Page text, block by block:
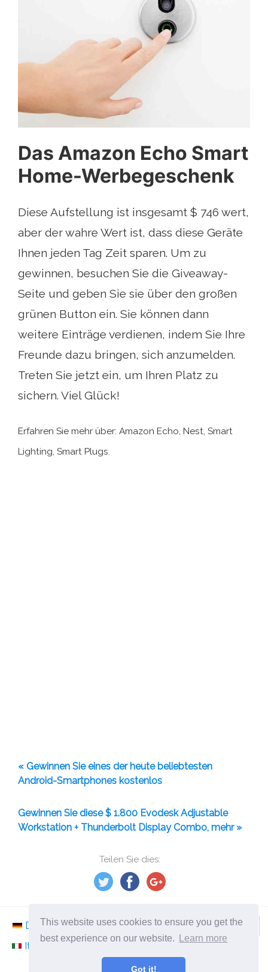
This website uses cookies to ensure you get the
best experience on our website.
Learn more
Got it!
Teilen Sie dies:
Das Amazon Echo Smart
Home-Werbegeschenk
Diese Aufstellung ist insgesamt $ 746 wert,
aber der wahre Wert ist, dass diese Geräte
Ihnen jeden Tag Zeit sparen. Um zu
gewinnen, besuchen Sie die Giveaway-
Seite und geben Sie sie über den großen
grünen Button ein. Sie können dann
weitere Einträge verdienen, indem Sie Ihre
Freunde dazu bringen, sich anzumelden.
Treten Sie jetzt ein, um Ihren Platz zu
sichern. Viel Glück!
Erfahren Sie mehr über: Amazon Echo, Nest, Smart
Lighting, Smart Plugs.
« Gewinnen Sie eines der heute beliebtesten
Android-Smartphones kostenlos
Gewinnen Sie diese $ 1.800 Evodesk Adjustable
Workstation + Thunderbolt Display Combo, mehr »
Deutsch Nederlands Svenska
Norsk
Italiano
Español Românesc